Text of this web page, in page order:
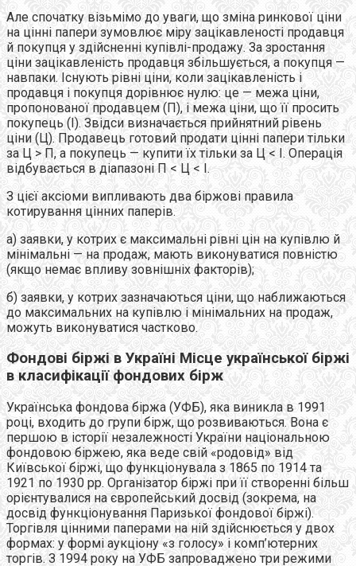
Але спочатку візьмімо до уваги, що зміна ринкової ціни
на цінні папери зумовлює міру зацікавленості продавця
й покупця у здійсненні купівлі-продажу. За зростання
ціни зацікавленість продавця збільшується, а покупця —
навпаки. Існують рівні ціни, коли зацікавленість і
продавця і покупця дорівнює нулю: це — межа ціни,
пропонованої продавцем (П), і межа ціни, що її просить
покупець (І). Звідси визначається прийнятний рівень
ціни (Ц). Продавець готовий продати цінні папери тільки
за Ц > П, а покупець — купити їх тільки за Ц < І. Операція
відбувається в діапазоні П < Ц < І.
З цієї аксіоми випливають два біржові правила
котирування цінних паперів.
а) заявки, у котрих є максимальні рівні цін на купівлю й
мінімальні — на продаж, мають виконуватися повністю
(якщо немає впливу зовнішніх факторів);
б) заявки, у котрих зазначаються ціни, що наближаються
до максимальних на купівлю і мінімальних на продаж,
можуть виконуватися частково.
Фондові біржі в Україні Місце української біржі
в класифікації фондових бірж
Українська фондова біржа (УФБ), яка виникла в 1991
році, входить до групи бірж, що розвиваються. Вона є
першою в історії незалежності України національною
фондовою біржею, яка веде свій «родовід» від
Київської біржі, що функціонувала з 1865 по 1914 та
1921 по 1930 рр. Організатор біржі при її створенні більш
орієнтувалися на європейський досвід (зокрема, на
досвід функціонування Паризької фондової біржі).
Торгівля цінними паперами на ній здійснюється у двох
формах: у формі аукціону «з голосу» і комп’ютерних
торгів. З 1994 року на УФБ запроваджено три режими